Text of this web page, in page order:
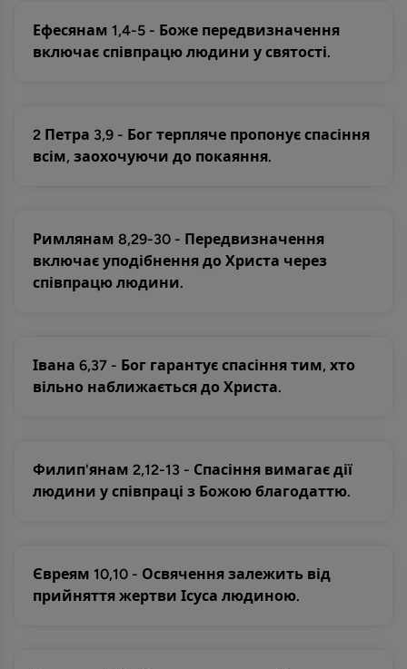
Ефесянам 1,4-5 - Боже передвизначення
включає співпрацю людини у святості.
2 Петра 3,9 - Бог терпляче пропонує спасіння
всім, заохочуючи до покаяння.
Римлянам 8,29-30 - Передвизначення
включає уподібнення до Христа через
співпрацю людини.
Івана 6,37 - Бог гарантує спасіння тим, хто
вільно наближається до Христа.
Филип'янам 2,12-13 - Спасіння вимагає дії
людини у співпраці з Божою благодаттю.
Євреям 10,10 - Освячення залежить від
прийняття жертви Ісуса людиною.